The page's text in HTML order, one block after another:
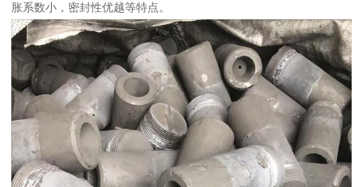
胀系数小，密封性优越等特点。